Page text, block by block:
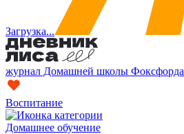
Загрузка...
журнал Домашней школы Фоксфорда
Воспитание
Домашнее обучение